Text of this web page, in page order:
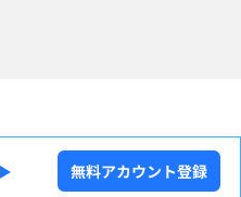
無料アカウント登録